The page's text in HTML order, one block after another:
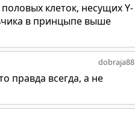
клеток, несущих Y-
в принцыпе выше
dobraja88
правда всегда, а не